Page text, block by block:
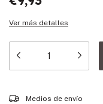
Ver más detalles
Entregas para el CP:
Medios de envío